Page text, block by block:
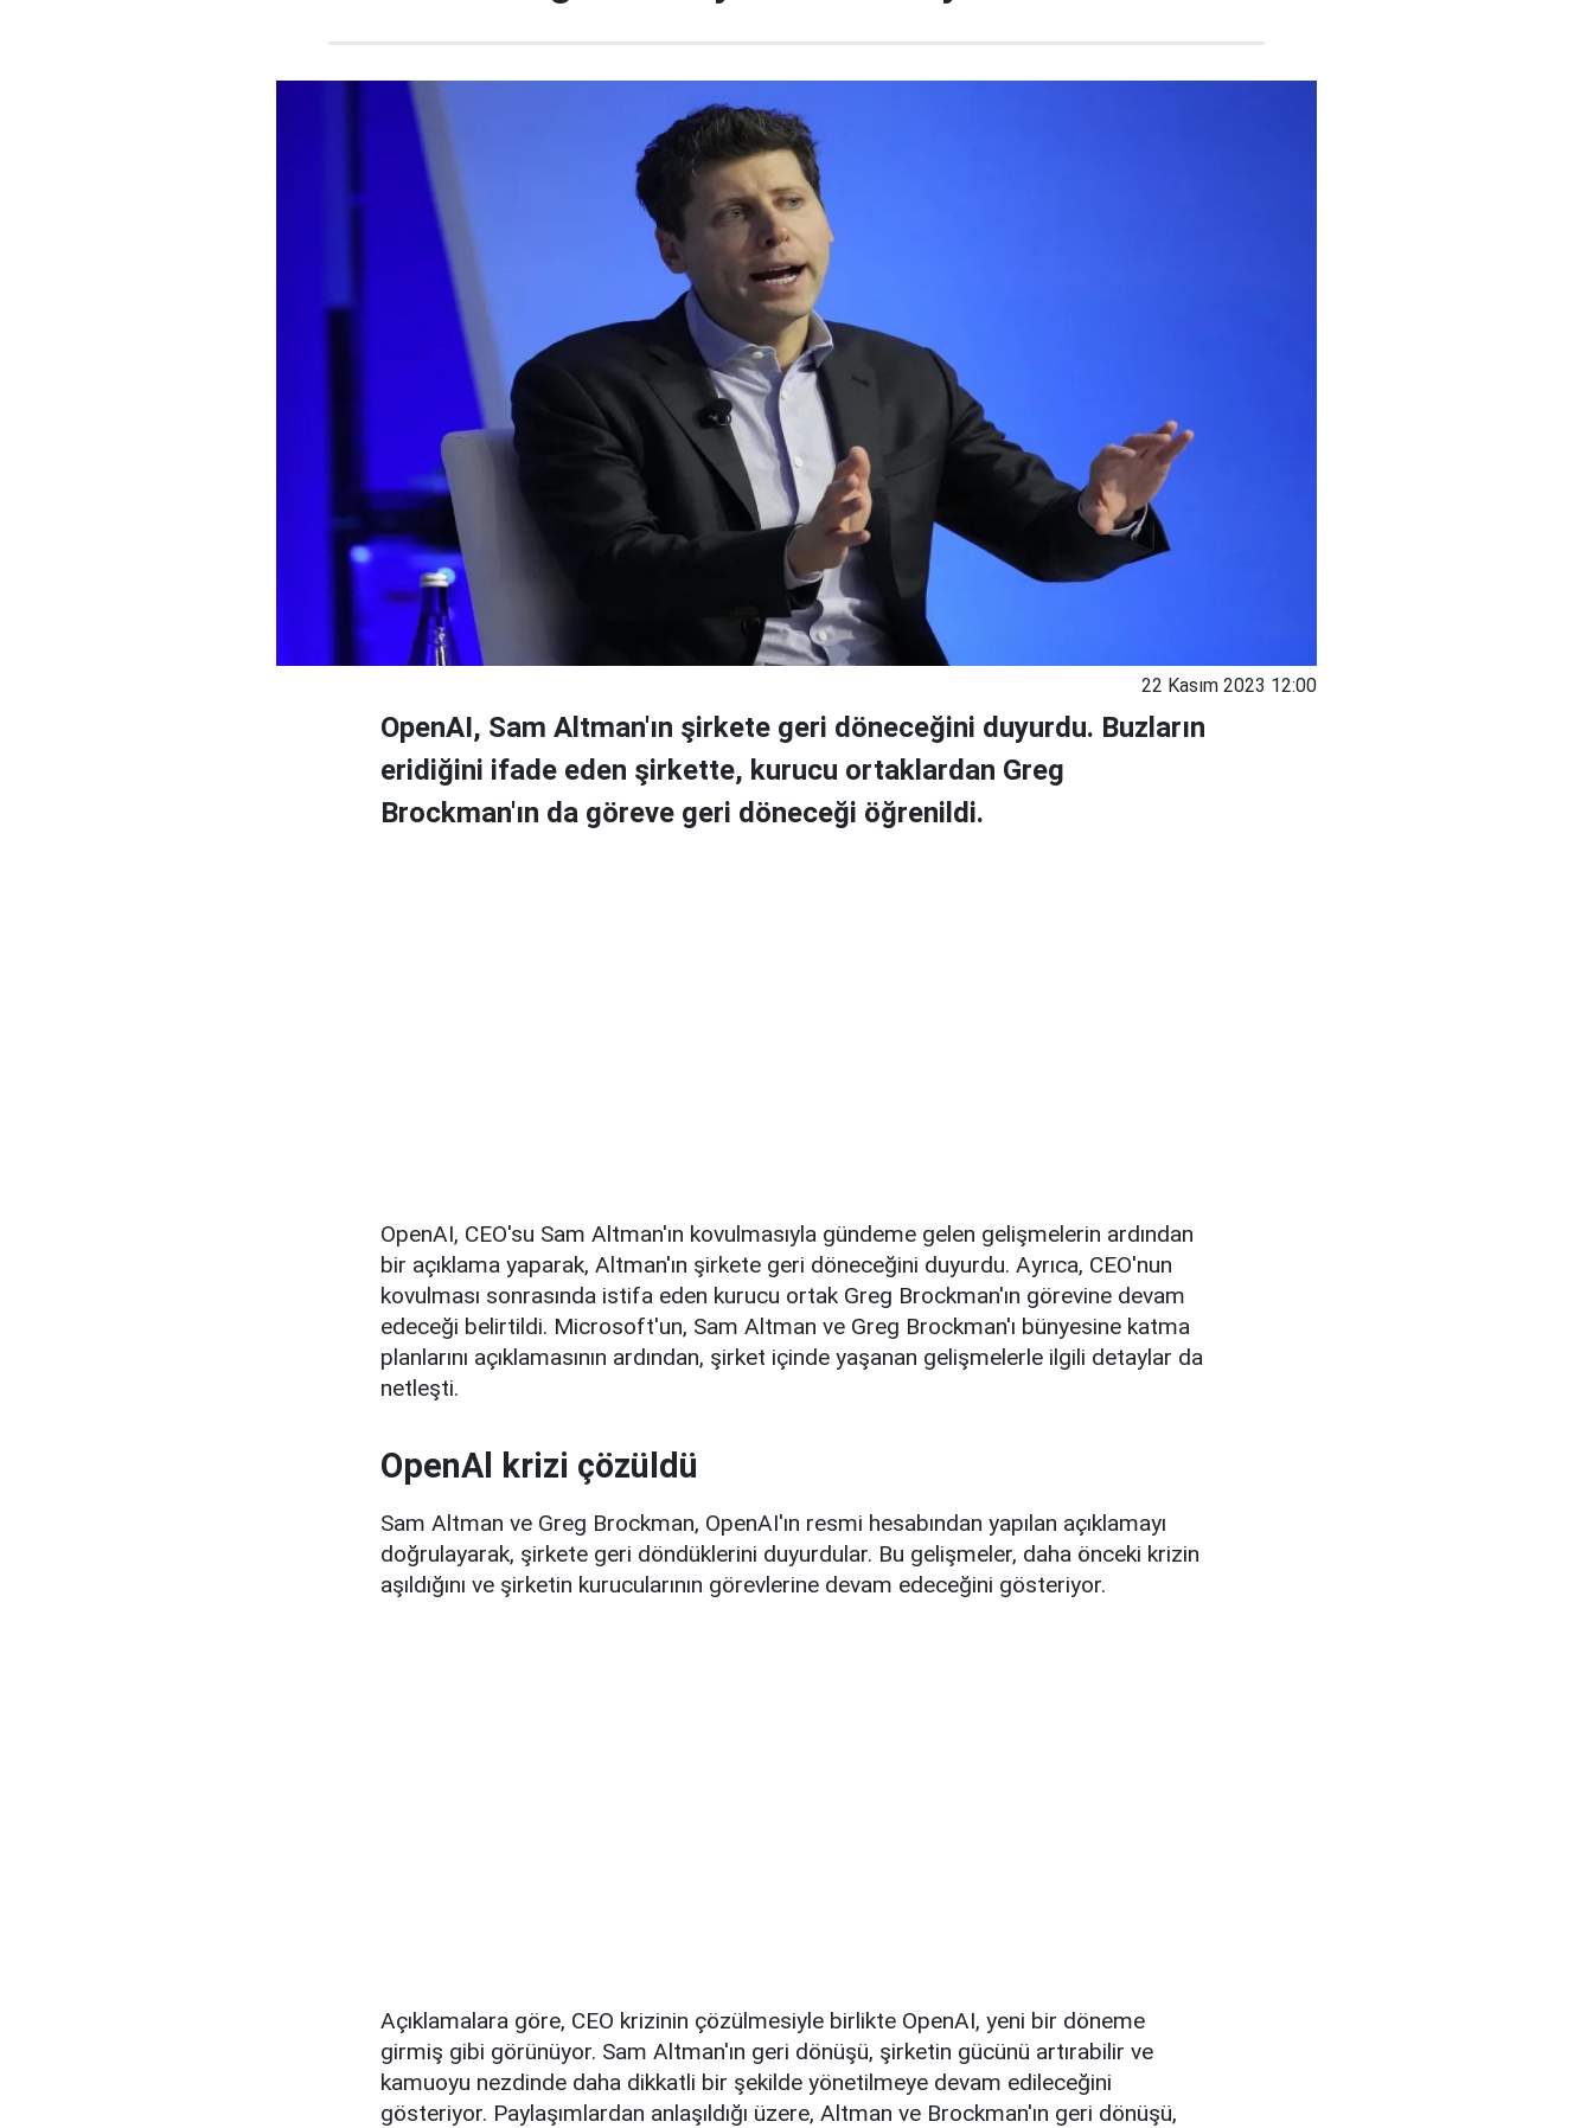
22 Kasım 2023 12:00
OpenAI, Sam Altman'ın şirkete geri döneceğini duyurdu. Buzların
eridiğini ifade eden şirkette, kurucu ortaklardan Greg
Brockman'ın da göreve geri döneceği öğrenildi.
OpenAI, CEO'su Sam Altman'ın kovulmasıyla gündeme gelen gelişmelerin ardından
bir açıklama yaparak, Altman'ın şirkete geri döneceğini duyurdu. Ayrıca, CEO'nun
kovulması sonrasında istifa eden kurucu ortak Greg Brockman'ın görevine devam
edeceği belirtildi. Microsoft'un, Sam Altman ve Greg Brockman'ı bünyesine katma
planlarını açıklamasının ardından, şirket içinde yaşanan gelişmelerle ilgili detaylar da
netleşti.
OpenAl krizi çözüldü
Sam Altman ve Greg Brockman, OpenAI'ın resmi hesabından yapılan açıklamayı
doğrulayarak, şirkete geri döndüklerini duyurdular. Bu gelişmeler, daha önceki krizin
aşıldığını ve şirketin kurucularının görevlerine devam edeceğini gösteriyor.
Açıklamalara göre, CEO krizinin çözülmesiyle birlikte OpenAI, yeni bir döneme
girmiş gibi görünüyor. Sam Altman'ın geri dönüşü, şirketin gücünü artırabilir ve
kamuoyu nezdinde daha dikkatli bir şekilde yönetilmeye devam edileceğini
gösteriyor. Paylaşımlardan anlaşıldığı üzere, Altman ve Brockman'ın geri dönüşü,